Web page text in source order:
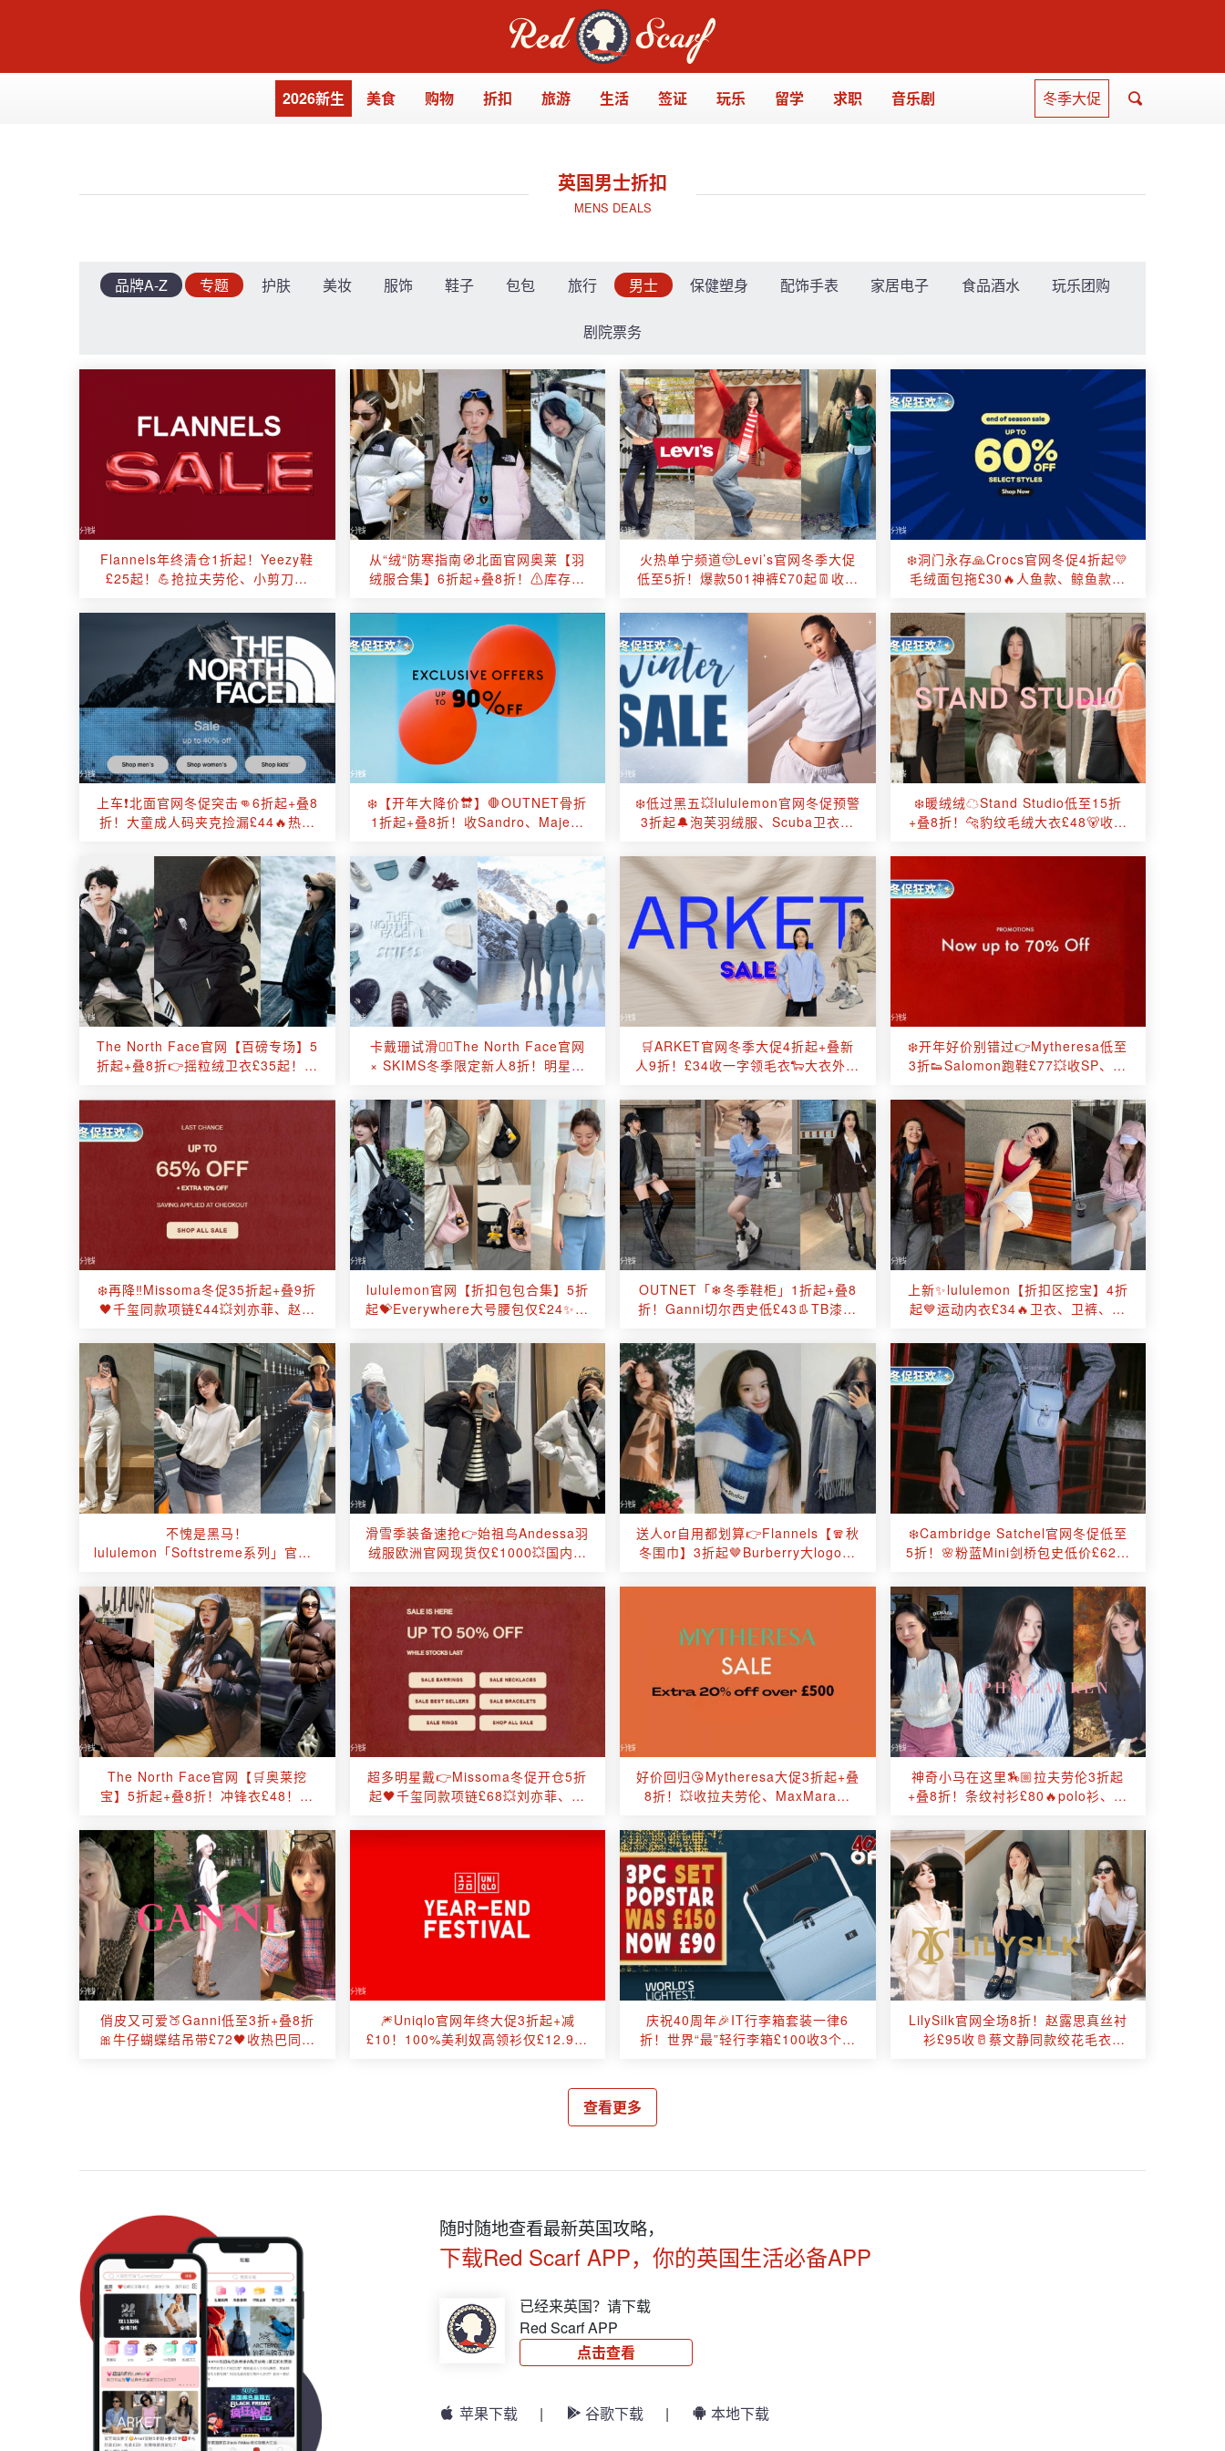
2026新生 美食 购物 折扣 旅游 生活 签证 玩乐 留学 求职 音乐剧 冬季大促
英国男士折扣
MENS DEALS
品牌A-Z 专题 护肤 美妆 服饰 鞋子 包包 旅行 男士 保健塑身 配饰手表 家居电子 食品酒水 玩乐团购
剧院票务
Flannels年终清仓1折起！Yeezy鞋
£25起！💪抢拉夫劳伦、小剪刀、
从“绒“防寒指南🧭北面官网奥莱【羽
绒服合集】6折起+叠8折！⚠️库存告
火热单宁频道🤠Levi’s官网冬季大促
低至5折！爆款501神裤£70起👖收喇
❄️洞门永存🙏Crocs官网冬促4折起💛
毛绒面包拖£30🔥人鱼款、鲸鱼款等
上车❗️北面官网冬促突击👊6折起+叠8
折！大童成人码夹克捡漏£44🔥热销
❄️【开年大降价🔛】🛑OUTNET骨折
1折起+叠8折！收Sandro、Maje、
❄️低过黑五💥lululemon官网冬促预警
3折起🔔泡芙羽绒服、Scuba卫衣偷
❄️暖绒绒☁Stand Studio低至15折
+叠8折！🐆豹纹毛绒大衣£48🐻收泰
The North Face官网【百磅专场】5
折起+叠8折👉摇粒绒卫衣£35起！冲
卡戴珊试滑🏂🏻The North Face官网
× SKIMS冬季限定新人8折！明星收
🛒ARKET官网冬季大促4折起+叠新
人9折！£34收一字领毛衣🐑大衣外套
❄️开年好价别错过👉Mytheresa低至
3折👟Salomon跑鞋£77💥收SP、西
❄️再降‼Missoma冬促35折起+叠9折
🖤千玺同款项链£44💥刘亦菲、赵丽
lululemon官网【折扣包包合集】5折
起💝Everywhere大号腰包仅£24✨多
OUTNET「❄冬季鞋柜」1折起+叠8
折！Ganni切尔西史低£43👢TB漆皮
上新✨lululemon【折扣区挖宝】4折
起💙运动内衣£34🔥卫衣、卫裤、羽
不愧是黑马！
lululemon「Softstreme系列」官网4
滑雪季装备速抢👉始祖鸟Andessa羽
绒服欧洲官网现货仅£1000💥国内专
送人or自用都划算👉Flannels【🧣秋
冬围巾】3折起🤎Burberry大logo羊
❄️Cambridge Satchel官网冬促低至
5折！🌸粉蓝Mini剑桥包史低价£62！
The North Face官网【🛒奥莱挖
宝】5折起+叠8折！冲锋衣£48！🔥
超多明星戴👉Missoma冬促开仓5折
起🖤千玺同款项链£68💥刘亦菲、赵
好价回归😘Mytheresa大促3折起+叠
8折！💥收拉夫劳伦、MaxMara、
神奇小马在这里🏇🏼拉夫劳伦3折起
+叠8折！条纹衬衫£80🔥polo衫、卫
俏皮又可爱🍑Ganni低至3折+叠8折
🎀牛仔蝴蝶结吊带£72🖤收热巴同款
🎆Uniqlo官网年终大促3折起+减
£10！100%美利奴高领衫仅£12.9📉
庆祝40周年🎉IT行李箱套装一律6
折！世界“最”轻行李箱£100收3个！
LilySilk官网全场8折！赵露思真丝衬
衫£95收🥛蔡文静同款绞花毛衣
查看更多
随时随地查看最新英国攻略，
下载Red Scarf APP，你的英国生活必备APP
已经来英国？请下载
Red Scarf APP
点击查看
苹果下载 | 谷歌下载 | 本地下载